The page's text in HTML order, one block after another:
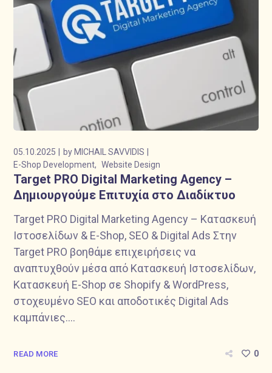
05.10.2025 by MICHAIL SAVVIDIS
E-Shop Development
Website Design
Target PRO Digital Marketing Agency –
Δημιουργούμε Επιτυχία στο Διαδίκτυο
Target PRO Digital Marketing Agency – Κατασκευή
Ιστοσελίδων & E-Shop, SEO & Digital Ads Στην
Target PRO βοηθάμε επιχειρήσεις να
αναπτυχθούν μέσα από Κατασκευή Ιστοσελίδων,
Κατασκευή E-Shop σε Shopify & WordPress,
στοχευμένο SEO και αποδοτικές Digital Ads
καμπάνιες....
READ MORE 0